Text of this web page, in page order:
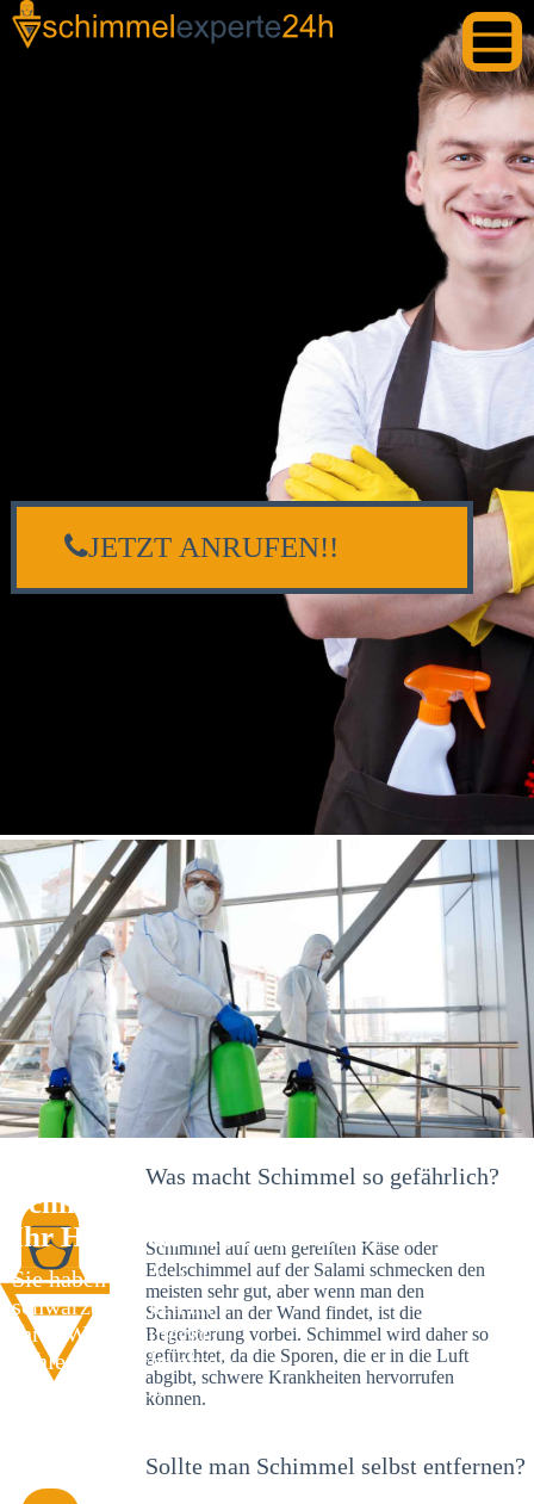
Schimmelexperte in Schietingen –
Ihr Helfer an Ort und Stelle
Sie haben kürzlich
schwarze Flecken an
Ihrer Wand entdeckt?
Schlechte Nachrichten:
Sie haben einen
JETZT ANRUFEN!!
Was macht Schimmel so gefährlich?
Schimmel auf dem gereiften Käse oder
Edelschimmel auf der Salami schmecken den
meisten sehr gut, aber wenn man den
Schimmel an der Wand findet, ist die
Begeisterung vorbei. Schimmel wird daher so
gefürchtet, da die Sporen, die er in die Luft
abgibt, schwere Krankheiten hervorrufen
können.
Sollte man Schimmel selbst entfernen?